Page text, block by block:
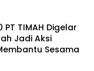
TIMAH Digelar
Jadi Aksi
Sesama